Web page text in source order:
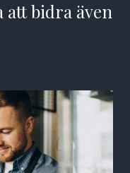
att bidra även